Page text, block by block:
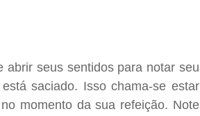
abrir seus sentidos para notar seu
saciado. Isso chama-se estar
momento da sua refeição. Note